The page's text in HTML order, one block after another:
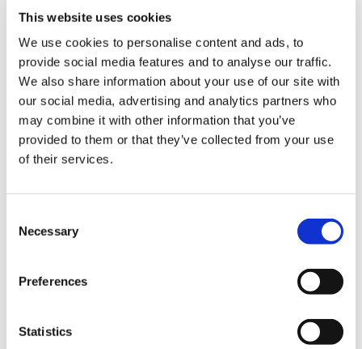
This website uses cookies
We use cookies to personalise content and ads, to
provide social media features and to analyse our traffic.
We also share information about your use of our site with
our social media, advertising and analytics partners who
may combine it with other information that you’ve
provided to them or that they’ve collected from your use
of their services.
Selection
Necessary
Preferences
Statistics
【PS5】流星のロックマン パーフェクトコレクション
4,990円
在庫：○ |249ポイント
お届け開始日：
4,990円 (税込)
在庫：△ |249ポイント